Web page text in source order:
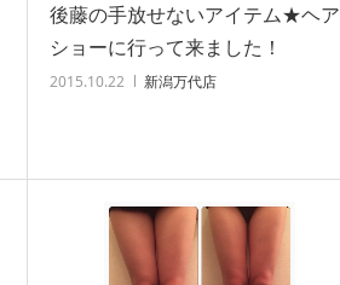
後藤の手放せないアイテム★ヘア
ショーに行って来ました！
2015.10.22 新潟万代店